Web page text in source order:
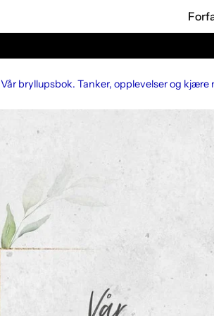
Vår bryllupsbok. Tanker, opplevelser og kjære